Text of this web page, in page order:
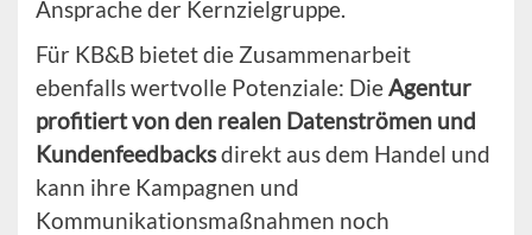
Ansprache der Kernzielgruppe.
Für KB&B bietet die Zusammenarbeit
ebenfalls wertvolle Potenziale: DieAgentur
profitiert von den realen Datenströmen und
Kundenfeedbacksdirekt aus dem Handel und
kann ihre Kampagnen und
Kommunikationsmaßnahmen noch